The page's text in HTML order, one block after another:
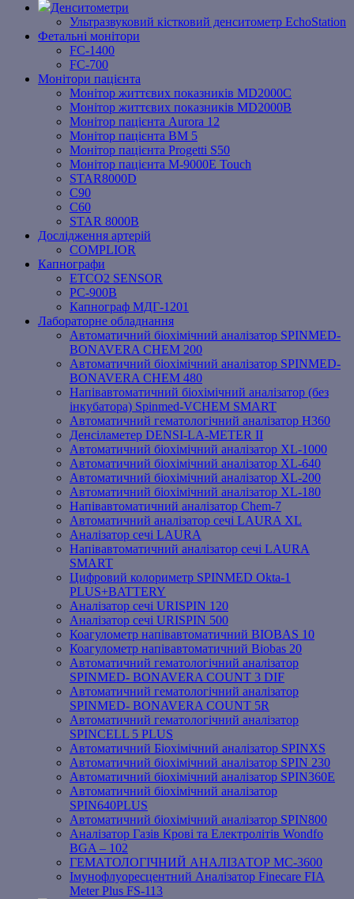
Денситометри
Ультразвуковий кістковий денситометр EchoStation
Фетальні монітори
FC-1400
FC-700
Монітори пацієнта
Монітор життєвих показників MD2000С
Монітор життєвих показників MD2000В
Mонітоp пацієнта Aurora 12
Монітор пацієнта BM 5
Монітор пацієнта Progetti S50
Монітор пацієнта M-9000E Touch
STAR8000D
C90
C60
STAR 8000B
Дослідження артерій
COMPLIOR
Капнографи
ETCO2 SENSOR
PC‐900B
Капнограф МДГ-1201
Лабораторне обладнання
Автоматичний біохімічний аналізатор SPINMED-
BONAVERA CHEM 200
Автоматичний біохімічний аналізатор SPINMED-
BONAVERA CHEM 480
Напівавтоматичний біохімічний аналізатор (без
інкубатора) Spinmed-VCHEM SMART
Автоматичний гематологічний аналізатор Н360
Денсіламетер DENSI-LA-METER ІІ
Автоматичний біохімічний аналізатор XL-1000
Автоматичний біохімічний аналізатор XL-640
Автоматичний біохімічний аналізатор XL-200
Автоматичний біохімічний аналізатор XL-180
Напівавтоматичний аналізатор Chem-7
Автоматичний аналізатор сечі LAURA XL
Аналізатор сечі LAURA
Напівавтоматичний аналізатор сечі LAURA
SMART
Цифровий колориметр SPINMED Okta-1
PLUS+BATTERY
Аналізатор сечі URISPIN 120
Аналізатор сечі URISPIN 500
Коагулометр напівавтоматичний BIOBAS 10
Коагулометр напівавтоматичний Biobas 20
Автоматичний гематологічний аналізатор
SPINMED- BONAVERA COUNT 3 DIF
Автоматичний гематологічний аналізатор
SPINMED- BONAVERA COUNT 5R
Автоматичний гематологічний аналізатор
SPINCELL 5 PLUS
Автоматичний Біохімічний аналізатор SPINXS
Автоматичний біохімічний аналізатор SPIN 230
Автоматичний біохімічний аналізатор SPIN360E
Автоматичний біохімічний аналізатор
SPIN640PLUS
Автоматичний біохімічний аналізатор SPIN800
Аналізатор Газів Крові та Електролітів Wondfo
BGA – 102
ГЕМАТОЛОГІЧНИЙ АНАЛІЗАТОР MC-3600
Імунофлуоресцентний Аналізатор Finecare FIA
Meter Plus FS-113